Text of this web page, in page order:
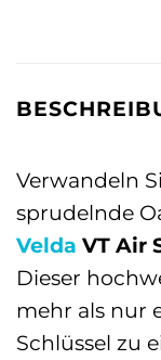
Verwandeln
sprudelnde
Velda VT Air
Dieser
mehr als nur
Schlüssel zu